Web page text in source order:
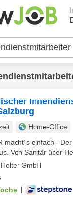
Home-Office
macht´s einfach -
Von Sanitär über
GmbH